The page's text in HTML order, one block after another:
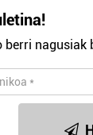
berri nagusiak